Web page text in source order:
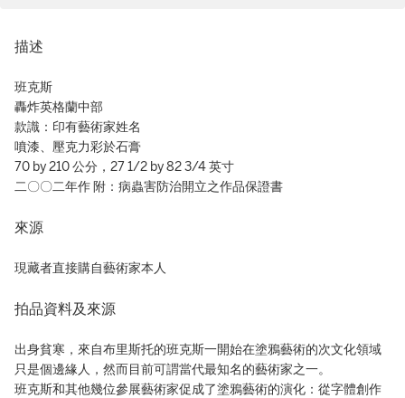
描述
班克斯
轟炸英格蘭中部
款識：印有藝術家姓名
噴漆、壓克力彩於石膏
70 by 210 公分，27 1/2 by 82 3/4 英寸
二〇〇二年作 附：病蟲害防治開立之作品保證書
來源
現藏者直接購自藝術家本人
拍品資料及來源
出身貧寒，來自布里斯托的班克斯一開始在塗鴉藝術的次文化領域
只是個邊緣人，然而目前可謂當代最知名的藝術家之一。‬
班克斯和其他幾位參展藝術家促成了塗鴉藝術的演化：從字體創作